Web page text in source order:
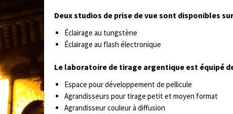
Deux studios de prise de vue sont disponibles
Éclairage au tungstène
Éclairage au flash électronique
Le laboratoire de tirage argentique est équipé
Espace pour développement de pellicule
Agrandisseurs pour tirage petit et moyen format
Agrandisseur couleur à diffusion